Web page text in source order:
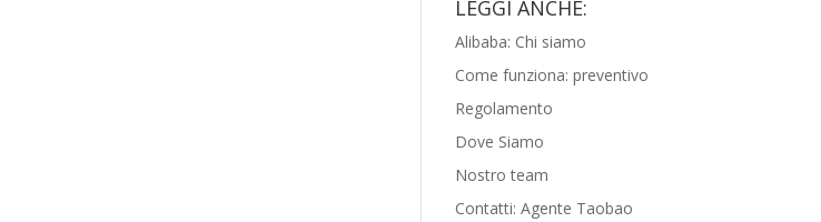
LEGGI ANCHE:
Alibaba: Chi siamo
Come funziona: preventivo
Regolamento
Dove Siamo
Nostro team
Contatti: Agente Taobao